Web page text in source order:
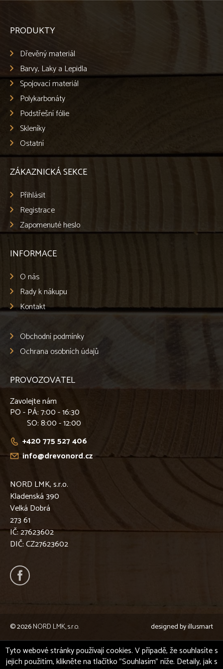
PODSTŘEŠNÍ FÓLIE
SKLENÍKY
OSTATNÍ
PRODUKTY
Dřevěný materiál
Barvy, Laky a Lepidla
Spojovací materiál
Polykarbonáty
Podstřešní fólie
Skleníky
Ostatní
ZÁKAZNICKÁ SEKCE
Přihlásit
Registrace
Zapomenuté heslo
INFORMACE
O nás
Rady k nákupu
Kontakt
Obchodní podmínky
Ochrana osobních údajů
PROVOZOVATEL
Zavolejte nám
PO - PÁ: 7:00 - 16:30
SO: 8:00 - 12:00
+420 775 527 406
info@drevonord.cz
NORD LMK, s.r.o.
Kladenská 390
Velká Dobrá
273 61
IČ: 27623602
DIČ: CZ27623602
© 2026NORD LMK, s.r.o. designed byillusmart
Tyto webové stránky používají cookies. V případě, že souhlasíte s
jejich použitím, klikněte na tlačítko "Souhlasím" níže. Detaily, jak s